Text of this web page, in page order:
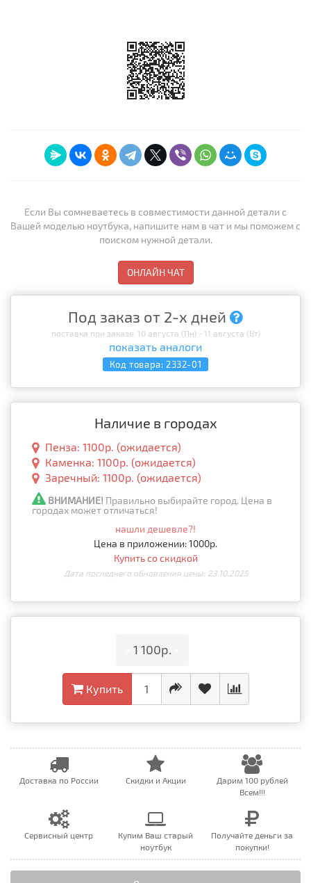
Если Вы сомневаетесь в совместимости данной детали с
Вашей моделью ноутбука, напишите нам в чат и мы поможем с
поиском нужной детали.
ОНЛАЙН ЧАТ
Под заказ от 2-х дней
поставка при заказе: 10 августа (Пн) - 11 августа (Вт)
показать аналоги
Код товара: 2332-01
Наличие в городах
Пенза: 1100р. (ожидается)
Каменка: 1100р. (ожидается)
Заречный: 1100р. (ожидается)
ВНИМАНИЕ! Правильно выбирайте город. Цена в
городах может отличаться!
нашли дешевле?!
Цена в приложении: 1000р.
Купить со скидкой
Дата последнего обновления цены: 23.10.2025
1 100р.
Купить
Доставка по России Скидки и Акции
Дарим 100 рублей
Всем!!!
Сервисный центр
Купим Ваш старый
ноутбук
Получайте деньги за
покупки!